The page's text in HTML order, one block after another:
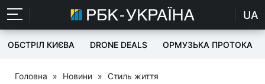
UA
ОБСТРІЛ КИЄВА DRONE DEALS ОРМУЗЬКА ПРОТОКА
Головна » Новини » Стиль життя